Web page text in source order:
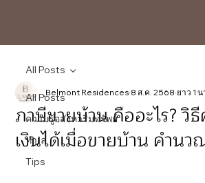
All Posts
ความรู้อสังหาริมทรัพย์
ทำเล
Tips
All Posts
ภาษีขายบ้าน คืออะไร? วิ
เงินได้เมื่อขายบ้าน คำนว
ฺBelmont Residences 8 ส.ค. 2568 ยาว 1